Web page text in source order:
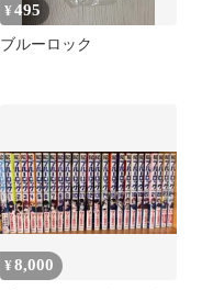
¥495
ブルーロック
¥8,000